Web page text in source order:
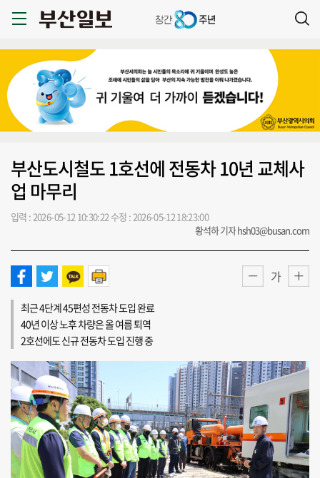
부산도시철도 1호선에 전동차 10년 교체사
업 마무리
입력 : 2026-05-12 10:30:22 수정 : 2026-05-12 18:23:00
황석하 기자 hsh03@busan.com
가
최근 4단계 45편성 전동차 도입 완료
40년 이상 노후 차량은 올 여름 퇴역
2호선에도 신규 전동차 도입 진행 중